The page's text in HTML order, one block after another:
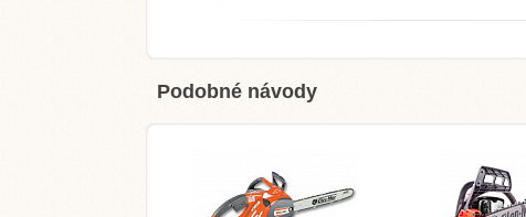
Podobné návody